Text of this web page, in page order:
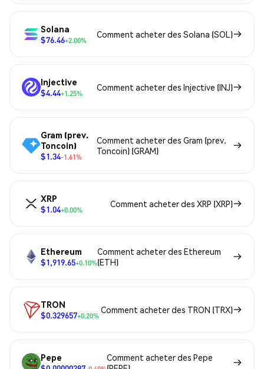
Solana
$76.46+2.00%
Comment acheter des Solana (SOL)
Injective
$4.44+1.25%
Comment acheter des Injective (INJ)
Gram (prev.
Toncoin)
$1.34-1.61%
Comment acheter des Gram (prev.
Toncoin) (GRAM)
XRP
$1.04+0.00%
Comment acheter des XRP (XRP)
Ethereum
$1,919.65+0.10%
Comment acheter des Ethereum
(ETH)
TRON
$0.329657+0.20%
Comment acheter des TRON (TRX)
Pepe
Comment acheter des Pepe